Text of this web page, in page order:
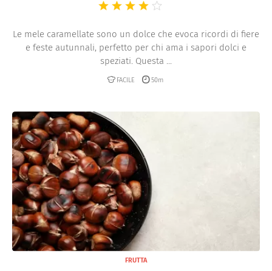
Le mele caramellate sono un dolce che evoca ricordi di fiere
e feste autunnali, perfetto per chi ama i sapori dolci e
speziati. Questa ...
FACILE 50m
FRUTTA